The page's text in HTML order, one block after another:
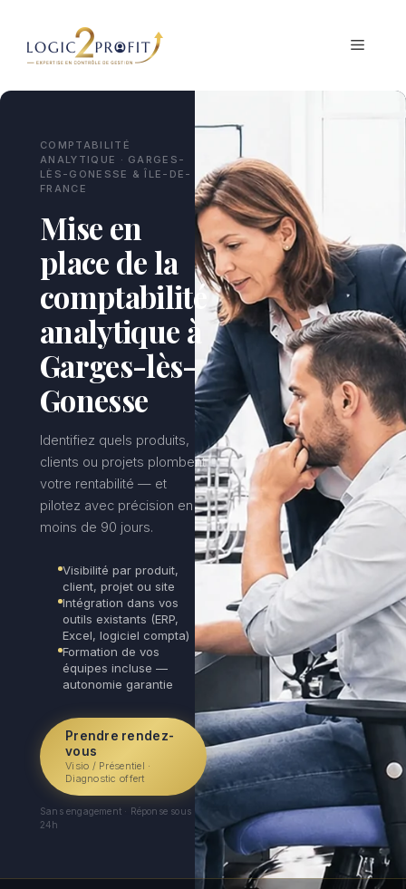
contenu
MENU
COMPTABILITÉ
ANALYTIQUE · GARGES-
LÈS-GONESSE & ÎLE-DE-
FRANCE
Mise en
place de la
comptabilité
analytique à
Garges-lès-
Gonesse
Identifiez quels produits,
clients ou projets plombent
votre rentabilité — et
pilotez avec précision en
moins de 90 jours.
Visibilité par produit,
client, projet ou site
Intégration dans vos
outils existants (ERP,
Excel, logiciel compta)
Formation de vos
équipes incluse —
autonomie garantie
Prendre rendez-
vous
Visio / Présentiel ·
Diagnostic offert
Sans engagement · Réponse sous
24h